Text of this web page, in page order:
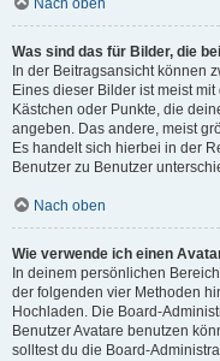
Nach oben
Was sind das für Bilder, die
In der Beitragsansicht können
Eines dieser Bilder ist meist
Kästchen oder Punkte, die
angeben. Das andere, meist
Es handelt sich hierbei in der
Benutzer zu Benutzer
Nach oben
Wie verwende ich einen
In deinem persönlichen
der folgenden vier Methoden
Hochladen. Die Board-
Benutzer Avatare benutzen
solltest du die Board-